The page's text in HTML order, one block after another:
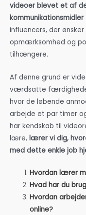
videoer blevet et af
kommunikationsmidler
influencers, der
opmærksomhed og
tilhængere.
Af denne grund er
værdsatte
hvor de løbende
arbejde et par timer
har kendskab til
lære, lærer vi dig,
med dette enkle job
Hvordan lærer
Hvad har du
Hvordan
online?